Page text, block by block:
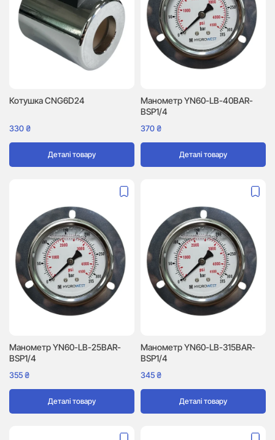
Котушка CNG6D24
330₴
Деталі товару
Манометр YN60-LB-40BAR-
BSP1/4
370₴
Деталі товару
Манометр YN60-LB-25BAR-
BSP1/4
355₴
Деталі товару
Манометр YN60-LB-315BAR-
BSP1/4
345₴
Деталі товару